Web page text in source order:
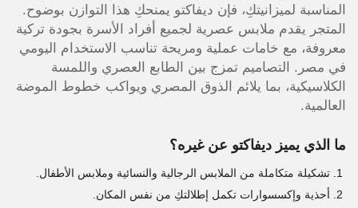
المناسبة لميزانيتكِ، فإن ديفاكتو يمنحكِ هذا التوازن بوضوح.
المتجر يقدم ملابس عصرية لجميع أفراد الأسرة بجودة تركية
معروفة، مع خامات عملية ومريحة تناسب الاستخدام اليومي
في مصر. التصاميم تمزج بين الطابع العصري واللمسة
الكلاسيكية، بما يلائم الذوق المصري ويواكب خطوط الموضة
العالمية.
ما الذي يميز ديفاكتو عن غيره؟
تشكيلة متكاملة من الملابس الرجالية والنسائية وملابس الأطفال.
أحذية وإكسسوارات تكمل إطلالتكِ من نفس المكان.